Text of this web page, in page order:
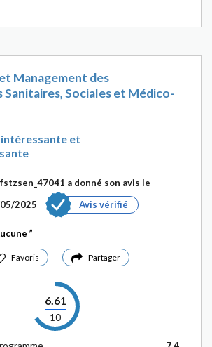
Management des
Sanitaires, Sociales et Médico-
et
a donné son avis le
2025
Avis vérifié
Favoris Partager
6.61
10